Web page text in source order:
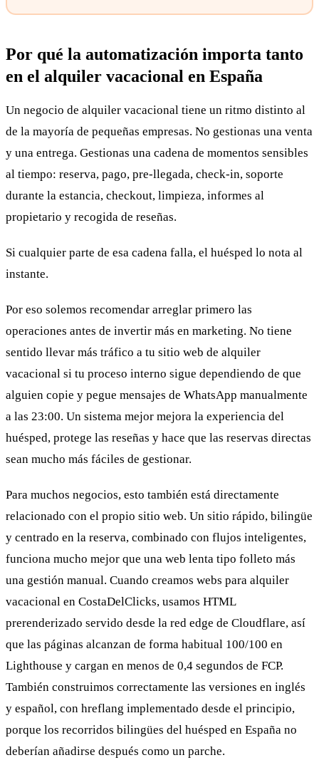
Por qué la automatización importa tanto
en el alquiler vacacional en España
Un negocio de alquiler vacacional tiene un ritmo distinto al
de la mayoría de pequeñas empresas. No gestionas una venta
y una entrega. Gestionas una cadena de momentos sensibles
al tiempo: reserva, pago, pre-llegada, check-in, soporte
durante la estancia, checkout, limpieza, informes al
propietario y recogida de reseñas.
Si cualquier parte de esa cadena falla, el huésped lo nota al
instante.
Por eso solemos recomendar arreglar primero las
operaciones antes de invertir más en marketing. No tiene
sentido llevar más tráfico a tu sitio web de alquiler
vacacional si tu proceso interno sigue dependiendo de que
alguien copie y pegue mensajes de WhatsApp manualmente
a las 23:00. Un sistema mejor mejora la experiencia del
huésped, protege las reseñas y hace que las reservas directas
sean mucho más fáciles de gestionar.
Para muchos negocios, esto también está directamente
relacionado con el propio sitio web. Un sitio rápido, bilingüe
y centrado en la reserva, combinado con flujos inteligentes,
funciona mucho mejor que una web lenta tipo folleto más
una gestión manual. Cuando creamos webs para alquiler
vacacional en CostaDelClicks, usamos HTML
prerenderizado servido desde la red edge de Cloudflare, así
que las páginas alcanzan de forma habitual 100/100 en
Lighthouse y cargan en menos de 0,4 segundos de FCP.
También construimos correctamente las versiones en inglés
y español, con hreflang implementado desde el principio,
porque los recorridos bilingües del huésped en España no
deberían añadirse después como un parche.